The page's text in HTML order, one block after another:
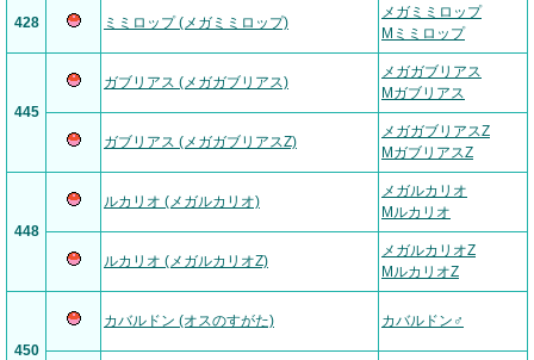
428 ミミロップ (メガミミロップ)
メガミミロップ
Mミミロップ
445
ガブリアス (メガガブリアス)
メガガブリアス
Mガブリアス
ガブリアス (メガガブリアスZ)
メガガブリアスZ
MガブリアスZ
448
ルカリオ (メガルカリオ)
メガルカリオ
Mルカリオ
ルカリオ (メガルカリオZ)
メガルカリオZ
MルカリオZ
450
カバルドン (オスのすがた) カバルドン♂